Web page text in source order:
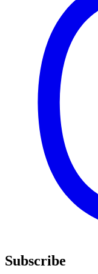
Subscribe